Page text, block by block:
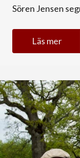
Sören Jensen
Läs mer